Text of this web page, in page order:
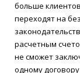
больше
переходят на
расчетным
не сможет
одному